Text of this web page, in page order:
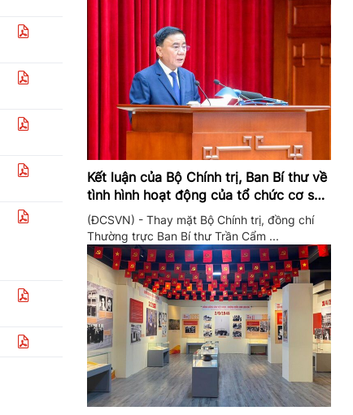
Kết luận của Bộ Chính trị, Ban Bí thư về
tình hình hoạt động của tổ chức cơ sở
đảng trong quý II/2026
(ĐCSVN) - Thay mặt Bộ Chính trị, đồng chí
Thường trực Ban Bí thư Trần Cẩm ...